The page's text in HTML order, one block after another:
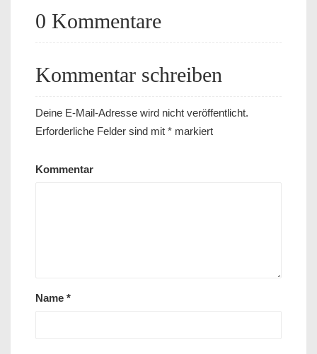
0 Kommentare
Kommentar schreiben
Deine E-Mail-Adresse wird nicht veröffentlicht.
Erforderliche Felder sind mit * markiert
Kommentar
Name *